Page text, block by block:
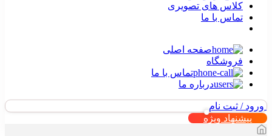
کلاس های تصویری
تماس با ما
صفحه اصلی
فروشگاه
تماس با ما
درباره ما
ورود / ثبت نام
پیشنهاد ویژه